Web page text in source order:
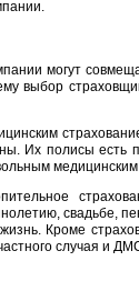
могут
выбор
Их полисы есть
свадьбе,
Кроме
случая и